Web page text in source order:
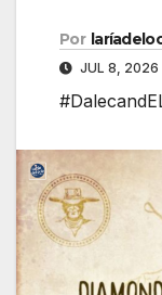
Por
JUL 8, 2026